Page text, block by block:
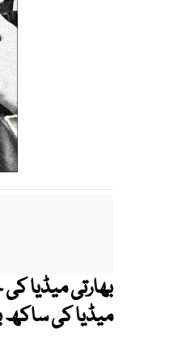
بھارتی میڈیا
میڈیا کی ساکھ